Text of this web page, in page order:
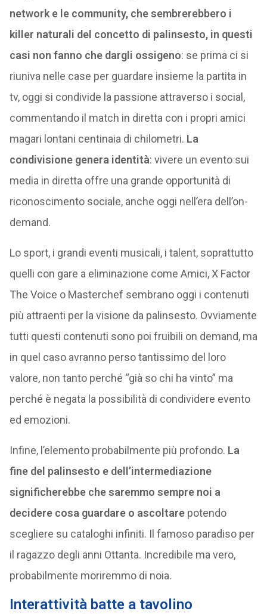
network e le community, che sembrerebbero i
killer naturali del concetto di palinsesto, in questi
casi non fanno che dargli ossigeno: se prima ci si
riuniva nelle case per guardare insieme la partita in
tv, oggi si condivide la passione attraverso i social,
commentando il match in diretta con i propri amici
magari lontani centinaia di chilometri. La
condivisione genera identità: vivere un evento sui
media in diretta offre una grande opportunità di
riconoscimento sociale, anche oggi nell’era dell’on-
demand.
Lo sport, i grandi eventi musicali, i talent, soprattutto
quelli con gare a eliminazione come Amici, X Factor
The Voice o Masterchef sembrano oggi i contenuti
più attraenti per la visione da palinsesto. Ovviamente
tutti questi contenuti sono poi fruibili on demand, ma
in quel caso avranno perso tantissimo del loro
valore, non tanto perché “già so chi ha vinto” ma
perché è negata la possibilità di condividere evento
ed emozioni.
Infine, l’elemento probabilmente più profondo. La
fine del palinsesto e dell’intermediazione
significherebbe che saremmo sempre noi a
decidere cosa guardare o ascoltarepotendo
scegliere su cataloghi infiniti. Il famoso paradiso per
il ragazzo degli anni Ottanta. Incredibile ma vero,
probabilmente moriremmo di noia.
Interattività batte a tavolino